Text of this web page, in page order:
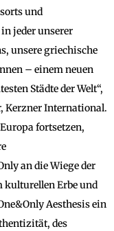
und
jeder unserer
unsere griechische
– einem neuen
Städte der Welt“,
Kerzner International.
fortsetzen,
an die Wiege der
Erbe und
Aesthesis ein
des